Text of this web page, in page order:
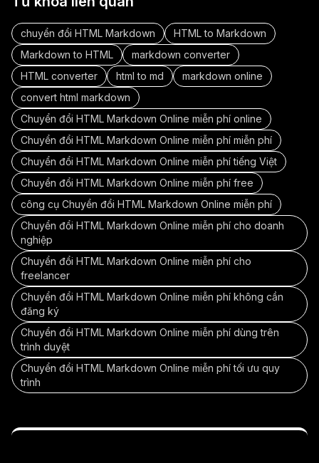
chuyển đổi HTML Markdown
HTML to Markdown
Markdown to HTML
markdown converter
HTML converter
html to md
markdown online
convert html markdown
Chuyển đổi HTML Markdown Online miễn phí online
Chuyển đổi HTML Markdown Online miễn phí miễn phí
Chuyển đổi HTML Markdown Online miễn phí tiếng Việt
Chuyển đổi HTML Markdown Online miễn phí free
công cụ Chuyển đổi HTML Markdown Online miễn phí
Chuyển đổi HTML Markdown Online miễn phí cho doanh
nghiệp
Chuyển đổi HTML Markdown Online miễn phí cho
freelancer
Chuyển đổi HTML Markdown Online miễn phí không cần
đăng ký
Chuyển đổi HTML Markdown Online miễn phí dùng trên
trình duyệt
Chuyển đổi HTML Markdown Online miễn phí tối ưu quy
trình